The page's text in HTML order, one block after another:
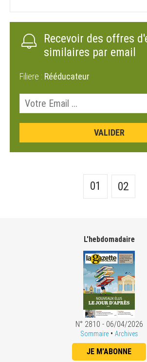
Recevoir des offres
similaires par email
Filiere : Rééducateur
01 02
L'hebdomadaire
N° 2810 - 06/04/2026
Sommaire • Archives
JE M'ABONNE